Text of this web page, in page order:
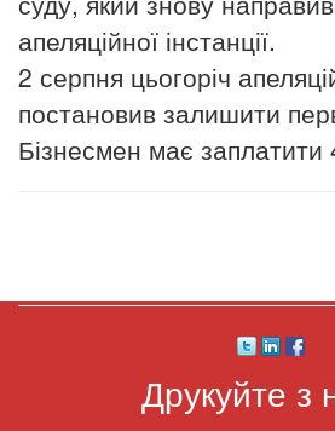
апеляційної інстанції.
2 серпня цьогоріч
постановив залишити
Бізнесмен має заплатити
Друкуйте з